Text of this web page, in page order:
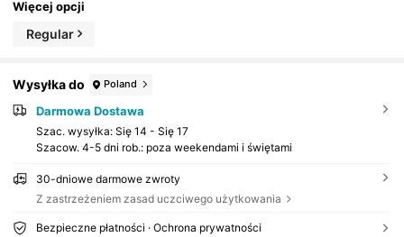
Więcej opcji
Regular
Wysyłka do Poland
Darmowa Dostawa
Szac. wysyłka: Się 14 - Się 17
Szacow. 4-5 dni rob.: poza weekendami i świętami
30-dniowe darmowe zwroty
Z zastrzeżeniem zasad uczciwego użytkowania
Bezpieczne płatności · Ochrona prywatności